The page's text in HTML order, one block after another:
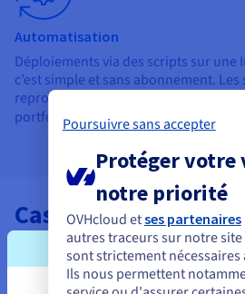
Automatisation
Déploiements via des scripts sur une
c’est simple et sans abonnement.
reproductibles et maintenus en lien
portfolio des services Public Cloud
Cas d’usage
Voir les cas d'usage
Pour quels contextes ? Secteur
Poursuivre sans accepter
Protéger votre
notre priorité
OVHcloud etses partenaires
autres traceurs sur notre
sont strictement
Ils nous permettent